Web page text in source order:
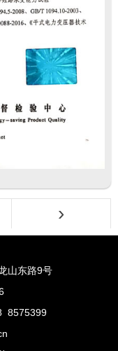
›
山东路9号
8575399